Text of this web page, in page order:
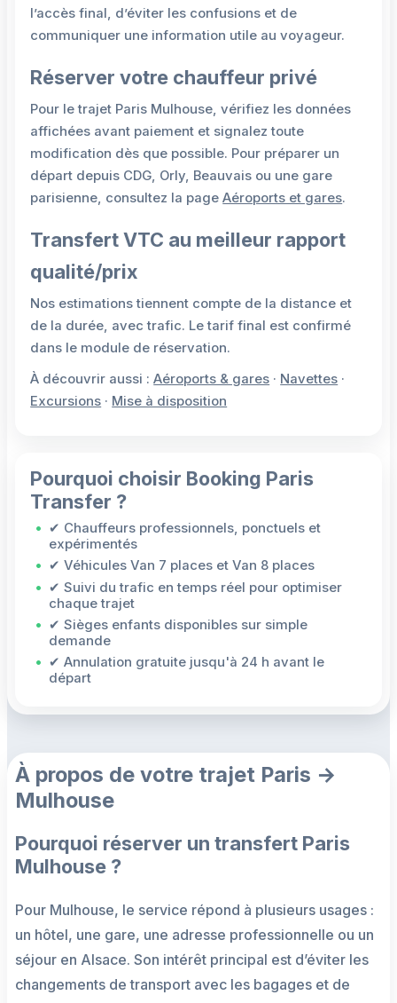
l’accès final, d’éviter les confusions et de
communiquer une information utile au voyageur.
Réserver votre chauffeur privé
Pour le trajet Paris Mulhouse, vérifiez les données
affichées avant paiement et signalez toute
modification dès que possible. Pour préparer un
départ depuis CDG, Orly, Beauvais ou une gare
parisienne, consultez la pageAéroports et gares.
Transfert VTC au meilleur rapport
qualité/prix
Nos estimations tiennent compte de la distance et
de la durée, avec trafic. Le tarif final est confirmé
dans le module de réservation.
À découvrir aussi :Aéroports & gares · Navettes ·
Excursions · Mise à disposition
Pourquoi choisir Booking Paris
Transfer ?
✔ Chauffeurs professionnels, ponctuels et
expérimentés
✔ Véhicules Van 7 places et Van 8 places
✔ Suivi du trafic en temps réel pour optimiser
chaque trajet
✔ Sièges enfants disponibles sur simple
demande
✔ Annulation gratuite jusqu'à 24 h avant le
départ
À propos de votre trajet Paris →
Mulhouse
Pourquoi réserver un transfert Paris
Mulhouse ?
Pour Mulhouse, le service répond à plusieurs usages :
un hôtel, une gare, une adresse professionnelle ou un
séjour en Alsace. Son intérêt principal est d’éviter les
changements de transport avec les bagages et de